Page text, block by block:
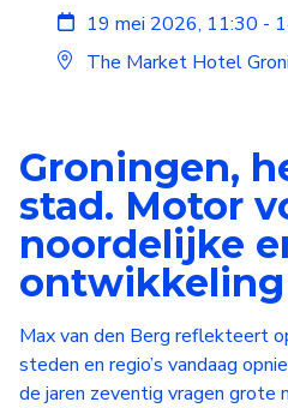
19 mei 2026, 11:30 -
The Market Hotel
Groningen,
stad. Motor
noordelijke
ontwikkeling
Max van den Berg reflekteert
steden en regio’s vandaag
de jaren zeventig vragen grote